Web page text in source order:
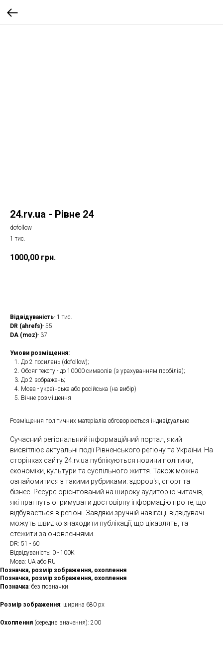
24.rv.ua - Рівне 24
dofollow
1 тис.
1000,00 грн.
Відвідуваність- 1 тис.
DR (ahrefs)- 55
DA (moz)- 37
Умови розміщення:
До 2 посилань (dofollow);
Обсяг тексту - до 10000 символів (з урахуванням пробілів);
До 2 зображень;
Мова - українська або російська (на вибір)
Вічне розміщення
Розміщення політичних матеріалів обговорюється індивідуально
Сучасний регіональний інформаційний портал, який
висвітлює актуальні події Рівненського регіону та України. На
сторінках сайту 24.rv.ua публікуються новини політики,
економіки, культури та суспільного життя. Також можна
ознайомитися з такими рубриками: здоров'я, спорт та
бізнес. Ресурс орієнтований на широку аудиторію читачів,
які прагнуть отримувати достовірну інформацію про те, що
відбувається в регіоні. Завдяки зручній навігації відвідувачі
можуть швидко знаходити публікації, що цікавлять, та
стежити за оновленнями.
DR: 51 - 60
Відвідуваність: 0 - 100К
Мова: UA або RU
Позначка, розмір зображення, охоплення
Позначка, розмір зображення, охоплення
Позначка: без позначки
Розмір зображення: ширина 680 px
Охоплення (середнє значення): 200